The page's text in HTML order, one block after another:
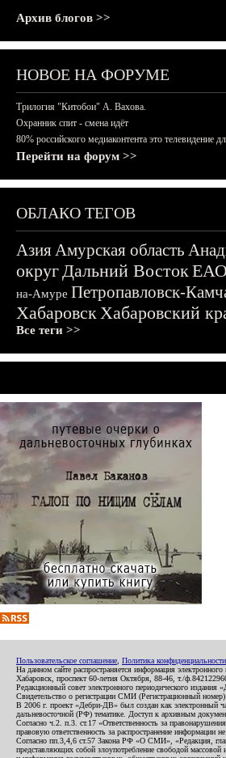
Архив блогов >>
НОВОЕ НА ФОРУМЕ
Трилогия "Китобои" А. Вахова.
Охранник спит - смена идёт
80% российского медиаконтента это телевидение
Перейти на форум >>
ОБЛАКО ТЕГОВ
АзияАмурская область
округДальний ВостокЕАО
на-Амуре Петропавловск-
ХабаровскХабаровский
Все теги >>
Пользовательское соглашение Политика конфиденциальности
На данном сайте распространяется информация
Хабаровск, проспект 60-летия Октября, 88-46, т./
Редакционный совет электронного периодического
Свидетельство о регистрации СМИ (Регистрационный номер)
В 2006 г. проект «Дебри-ДВ» был создан как электронный
дальневосточной (РФ) тематике. Доступ к архивным
Согласно ч.2. п.3. ст.17 «Ответственность за
правовую ответственность за распространение
Согласно пп.3,4,6 ст.57 Закона РФ «О СМИ», «Редакция,
представляющих собой злоупотребление свободой